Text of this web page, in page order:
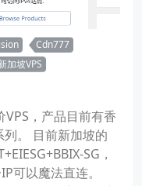
Cdn777
加坡VPS
，产品目前有香
。 目前新加坡的
SG，
可以魔法直连。